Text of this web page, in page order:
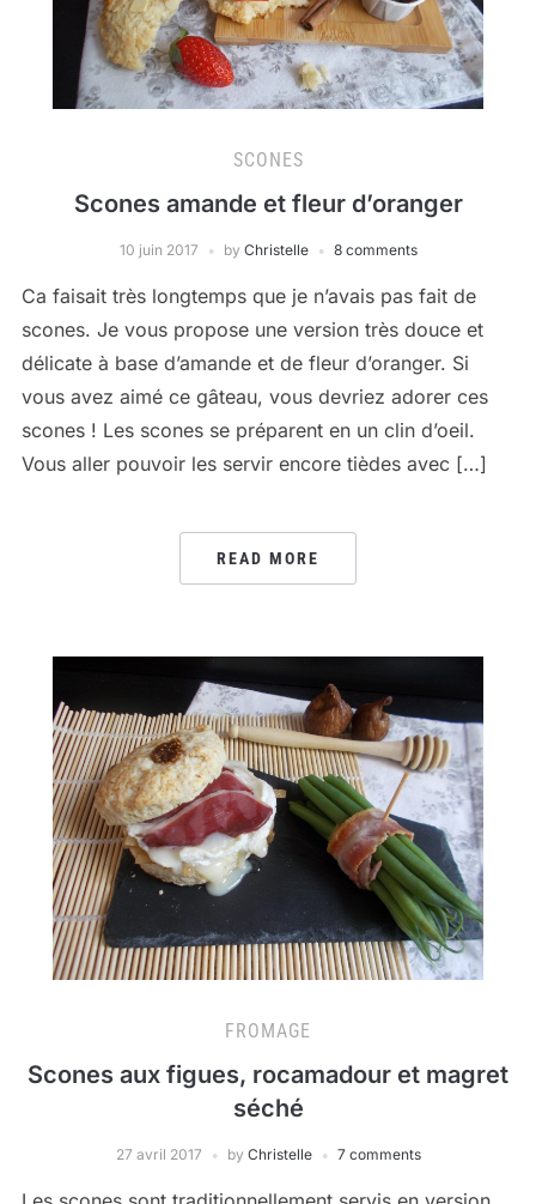
SCONES
Scones amande et fleur d’oranger
10 juin 2017 by Christelle 8 comments
Ca faisait très longtemps que je n’avais pas fait de
scones. Je vous propose une version très douce et
délicate à base d’amande et de fleur d’oranger. Si
vous avez aimé ce gâteau, vous devriez adorer ces
scones ! Les scones se préparent en un clin d’oeil.
Vous aller pouvoir les servir encore tièdes avec […]
READ MORE
FROMAGE
Scones aux figues, rocamadour et magret
séché
27 avril 2017 by Christelle 7 comments